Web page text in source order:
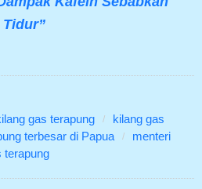
Tidur”
gas terapung
kilang gas
terbesar di Papua
menteri
terapung